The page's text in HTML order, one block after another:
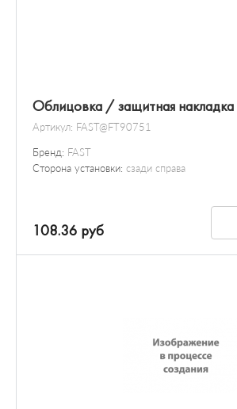
Облицовка / защитная накладка
Артикул: FAST@FT90751
Бренд: FAST
Сторона установки: сзади справа
108.36 руб